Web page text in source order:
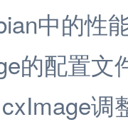
中的性
的配置文
调